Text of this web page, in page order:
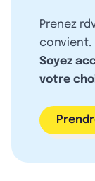
Prenez
convient.
Soyez
votre